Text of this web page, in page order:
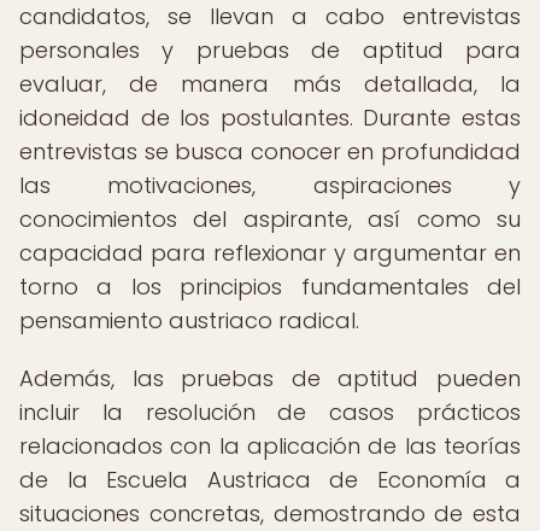
candidatos, se llevan a cabo entrevistas
personales y pruebas de aptitud para
evaluar, de manera más detallada, la
idoneidad de los postulantes. Durante estas
entrevistas se busca conocer en profundidad
las motivaciones, aspiraciones y
conocimientos del aspirante, así como su
capacidad para reflexionar y argumentar en
torno a los principios fundamentales del
pensamiento austriaco radical.
Además, las pruebas de aptitud pueden
incluir la resolución de casos prácticos
relacionados con la aplicación de las teorías
de la Escuela Austriaca de Economía a
situaciones concretas, demostrando de esta